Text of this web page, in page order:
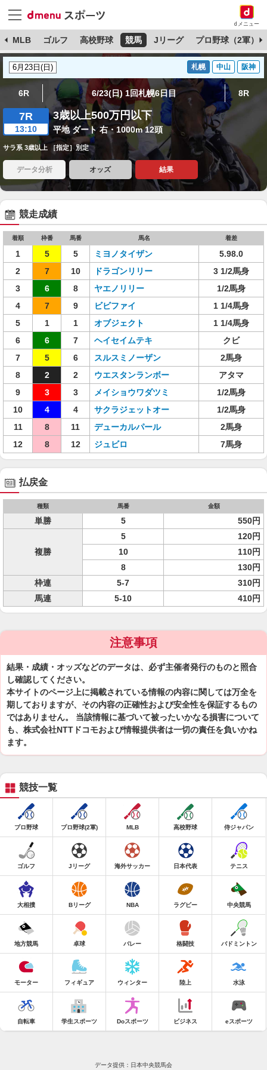
dメニュー
MLB ゴルフ 高校野球 競馬 Jリーグ プロ野球（2軍）
札幌 中山 阪神
6R 6/23(日) 1回札幌6日目 8R
7R
13:10
3歳以上500万円以下
平地 ダート 右・1000m 12頭
サラ系 3歳以上 ［指定］別定
データ分析 オッズ 結果
競走成績
着順 枠番 馬番 馬名 着差
1 5 5 ミヨノタイザン
5.98.0
2
7 10 ドラゴンリリー
3 1/2馬身
3
6 8 ヤエノリリー
1/2馬身
4
7 9 ビビファイ
1 1/4馬身
5
1 1 オブジェクト
1 1/4馬身
6
6 7 ヘイセイムテキ
クビ
7
5 6 スルスミノーザン
2馬身
8
2 2 ウエスタンランボー
アタマ
9
3 3 メイショウワダツミ
1/2馬身
10
4 4 サクラジェットオー
1/2馬身
11
8 11 デューカルパール
2馬身
12
8 12 ジュビロ 7馬身
払戻金
種類 馬番 金額
単勝 5 550円
複勝
5
120円
10
110円
8
130円
枠連
5-7
310円
馬連
5-10 410円
注意事項
結果・成績・オッズなどのデータは、必ず主催者発行のものと照合
し確認してください。
本サイトのページ上に掲載されている情報の内容に関しては万全を
期しておりますが、その内容の正確性および安全性を保証するもの
ではありません。 当該情報に基づいて被ったいかなる損害について
も、株式会社NTTドコモおよび情報提供者は一切の責任を負いかね
ます。
競技一覧
プロ野球 プロ野球(2軍) MLB 高校野球 侍ジャパン
ゴルフ Jリーグ 海外サッカー 日本代表 テニス
大相撲 Bリーグ NBA ラグビー 中央競馬
地方競馬 卓球 バレー 格闘技 バドミントン
モーター フィギュア ウィンター 陸上 水泳
自転車 学生スポーツ Doスポーツ ビジネス eスポーツ
データ提供：日本中央競馬会